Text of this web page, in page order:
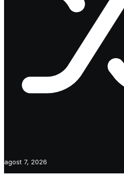
agost 7, 2026